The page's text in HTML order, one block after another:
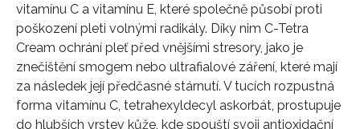
vitamínu C a vitamínu E, které společně působí proti
poškození pleti volnými radikály. Díky nim C-Tetra
Cream ochrání pleť před vnějšími stresory, jako je
znečištění smogem nebo ultrafialové záření, které mají
za následek její předčasné stárnutí. V tucích rozpustná
forma vitamínu C, tetrahexyldecyl askorbát, prostupuje
do hlubších vrstev kůže, kde spouští svoji antioxidační